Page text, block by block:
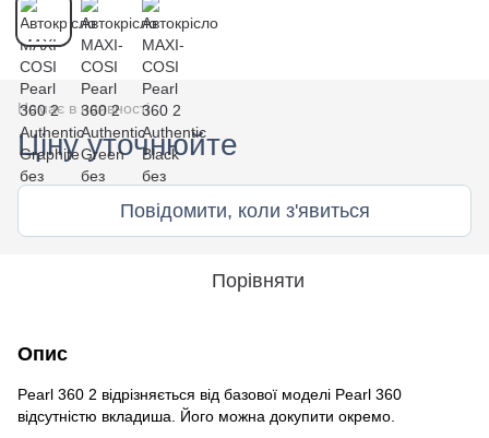
Немає в наявності
Ціну уточнюйте
Повідомити, коли з'явиться
Порівняти
Опис
Pearl 360 2 відрізняється від базової моделі Pearl 360
відсутністю вкладиша. Його можна докупити окремо.